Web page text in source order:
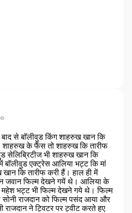
से बॉलीवुड किंग शाहरुख खान कि
शाहरुख के फैंस तो शाहरुख कि तारीफ
सेलिब्रिटीज भी शाहरुख खान कि
बॉलीवुड एक्ट्रेस आलिया भट्ट कि मां
खान कि तारीफ करी हैं। हाल ही में
जवान फिल्म देखने गयें थे। आलिया के
महेश भट्ट भी फिल्म देखने गये थे। फिल्म
राजदान को फिल्म पसंद आया और
राजदान ने ट्विटर पर ट्वीट करते हुए